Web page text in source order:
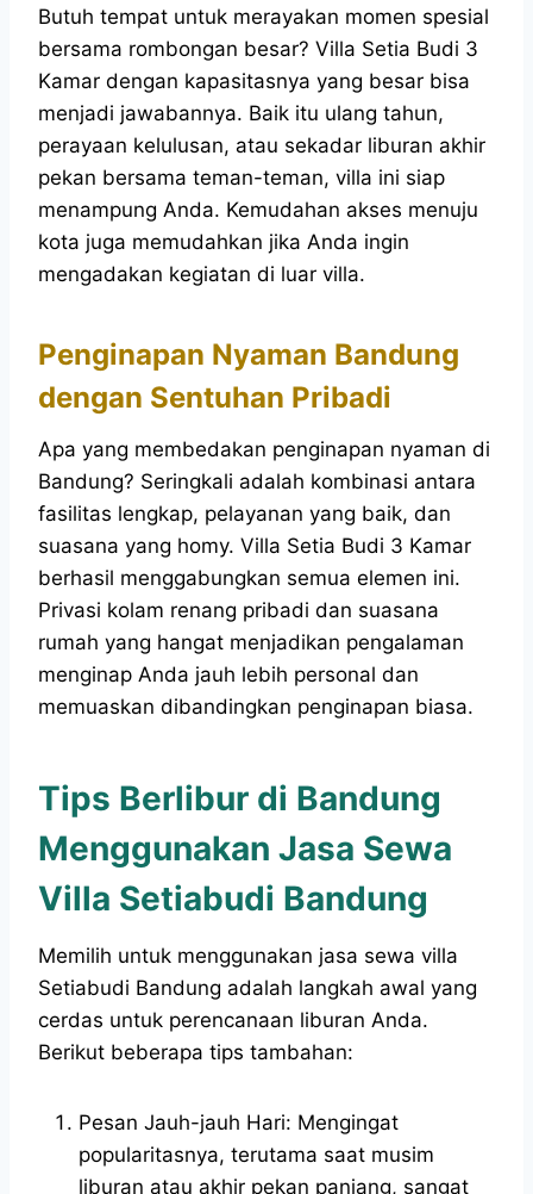
Butuh tempat untuk merayakan momen spesial
bersama rombongan besar? Villa Setia Budi 3
Kamar dengan kapasitasnya yang besar bisa
menjadi jawabannya. Baik itu ulang tahun,
perayaan kelulusan, atau sekadar liburan akhir
pekan bersama teman-teman, villa ini siap
menampung Anda. Kemudahan akses menuju
kota juga memudahkan jika Anda ingin
mengadakan kegiatan di luar villa.
Penginapan Nyaman Bandung
dengan Sentuhan Pribadi
Apa yang membedakan penginapan nyaman di
Bandung? Seringkali adalah kombinasi antara
fasilitas lengkap, pelayanan yang baik, dan
suasana yang homy. Villa Setia Budi 3 Kamar
berhasil menggabungkan semua elemen ini.
Privasi kolam renang pribadi dan suasana
rumah yang hangat menjadikan pengalaman
menginap Anda jauh lebih personal dan
memuaskan dibandingkan penginapan biasa.
Tips Berlibur di Bandung
Menggunakan Jasa Sewa
Villa Setiabudi Bandung
Memilih untuk menggunakan jasa sewa villa
Setiabudi Bandung adalah langkah awal yang
cerdas untuk perencanaan liburan Anda.
Berikut beberapa tips tambahan:
Pesan Jauh-jauh Hari: Mengingat
popularitasnya, terutama saat musim
liburan atau akhir pekan panjang, sangat